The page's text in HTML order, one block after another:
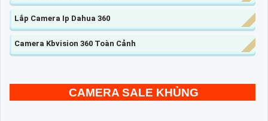
Lắp Camera Ip Dahua 360
Camera Kbvision 360 Toàn Cảnh
CAMERA SALE KHỦNG